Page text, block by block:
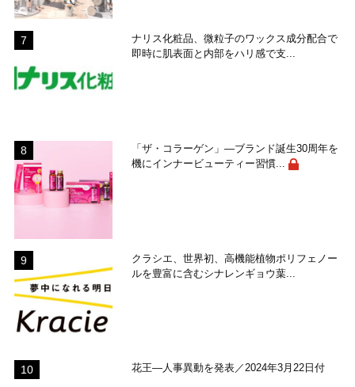
ナリス化粧品、微粒子のワックス成分配合で
即時に肌表面と内部をハリ感で支...
「ザ・コラーゲン」―ブランド誕生30周年を
機にインナービューティー習慣...
クラシエ、世界初、高機能植物ポリフェノー
ルを豊富に含むシナレンギョウ葉...
花王―人事異動を発表／2024年3月22日付